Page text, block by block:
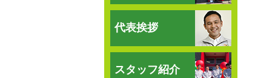
代表挨拶
スタッフ紹介